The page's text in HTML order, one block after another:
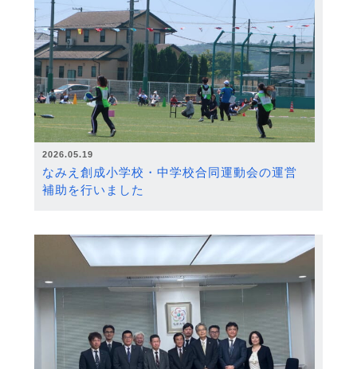
2026.05.19
なみえ創成小学校・中学校合同運動会の運営
補助を行いました